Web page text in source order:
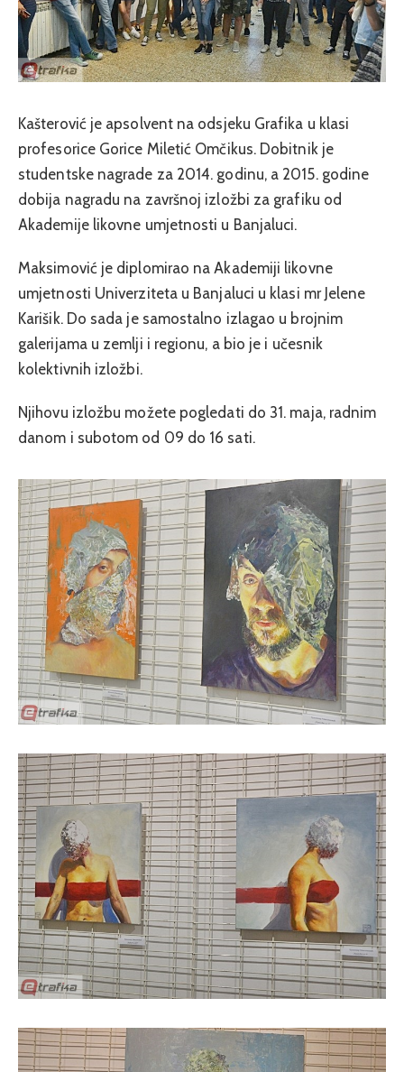
Kašterović je apsolvent na odsjeku Grafika u klasi
profesorice Gorice Miletić Omčikus. Dobitnik je
studentske nagrade za 2014. godinu, a 2015. godine
dobija nagradu na završnoj izložbi za grafiku od
Akademije likovne umjetnosti u Banjaluci.
Maksimović je diplomirao na Akademiji likovne
umjetnosti Univerziteta u Banjaluci u klasi mr Jelene
Karišik. Do sada je samostalno izlagao u brojnim
galerijama u zemlji i regionu, a bio je i učesnik
kolektivnih izložbi.
Njihovu izložbu možete pogledati do 31. maja, radnim
danom i subotom od 09 do 16 sati.